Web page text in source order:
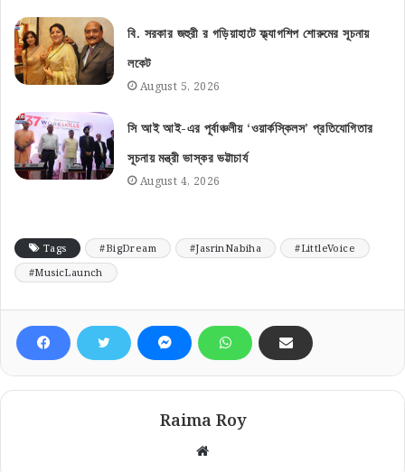
বি. সরকার জহুরী র গড়িয়াহাটে ফ্ল্যাগশিপ শোরুমের সূচনায়
লকেট
August 5, 2026
সি আই আই-এর পূর্বাঞ্চলীয় ‘ওয়ার্কস্কিলস’ প্রতিযোগিতার
সূচনায় মন্ত্রী ভাস্কর ভট্টাচার্য
August 4, 2026
Tags #BigDream #JasrinNabiha
#LittleVoice
#MusicLaunch
Raima Roy
Website